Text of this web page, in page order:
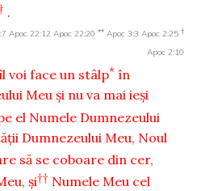
.
Apoc 22:12 Apoc 22:20 ** Apoc 3:3 Apoc 2:25 †
Apoc 2:10
voi face un stâlp* în
Meu şi nu va mai ieşi
el Numele Dumnezeului
Dumnezeului Meu, Noul
să se coboare din cer,
şi†† Numele Meu cel